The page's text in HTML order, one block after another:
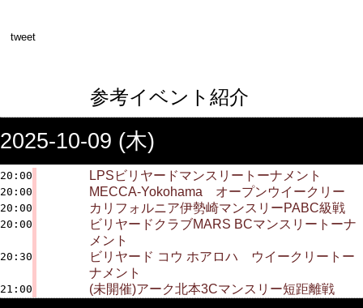
tweet
参考イベント紹介
2025-10-09 (木)
20:00 LPSビリヤードマンスリートーナメント
20:00 MECCA-Yokohama オープンウイークリー
20:00 カリフォルニア伊勢崎マンスリーPABC級戦
20:00
ビリヤードクラブMARS BCマンスリートーナ
メント
20:30
ビリヤード コウ ホアロハ ウイークリートー
ナメント
21:00 (未開催)アーク北本3Cマンスリー短距離戦